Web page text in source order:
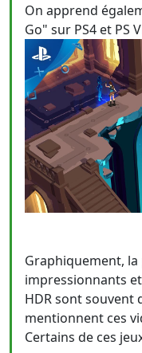
On apprend
Go" sur PS4 et PS
Graphiquement,
impressionnants
HDR sont souvent
mentionnent ces
Certains de ces